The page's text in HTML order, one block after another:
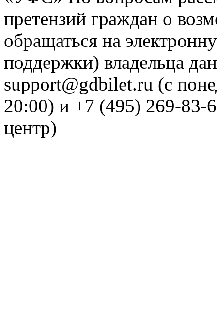
претензий граждан о
обращаться на
поддержки) владельца
support@gdbilet.ru (с
20:00) и +7 (495) 269-83-
центр)